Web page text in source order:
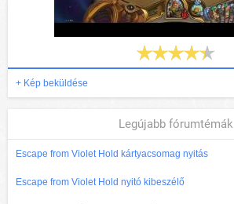
+ Kép beküldése
Legújabb fórumtémák
Escape from Violet Hold kártyacsomag nyitás
Escape from Violet Hold nyitó kibeszélő